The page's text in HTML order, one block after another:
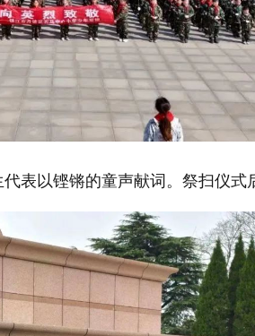
表以铿锵的童声献词。祭扫仪式